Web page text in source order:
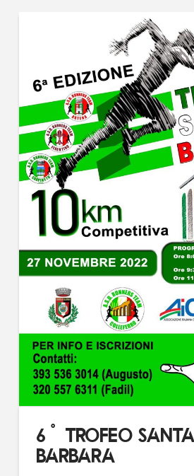
6° TROFEO SANTA
BARBARA